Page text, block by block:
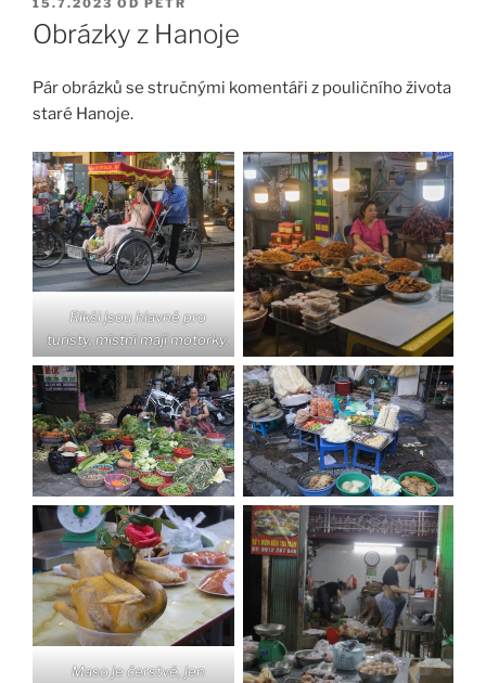
15.7.2023 OD PETR
Obrázky z Hanoje
Pár obrázků se stručnými komentáři z pouličního života
staré Hanoje.
Rikši jsou hlavně pro
turisty, místní mají motorky.
Maso je čerstvé, jen